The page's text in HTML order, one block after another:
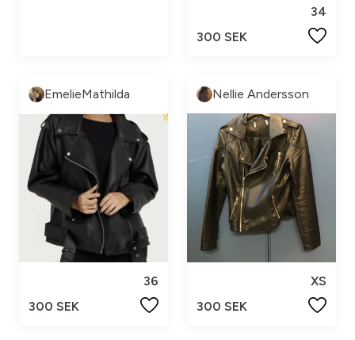
34
300 SEK
EmelieMathilda
36
300 SEK
Nellie Andersson
XS
300 SEK